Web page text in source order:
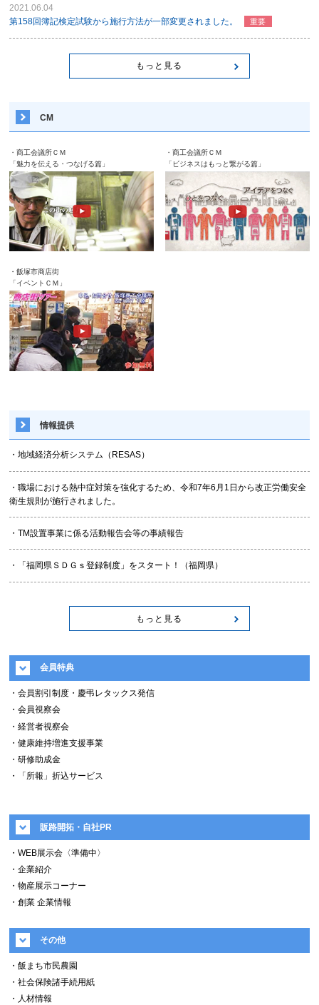
2021.06.04
第158回簿記検定試験から施行方法が一部変更されました。
重要
もっと見る
CM
・商工会議所ＣＭ
「魅力を伝える・つなげる篇」
・商工会議所ＣＭ
「ビジネスはもっと繋がる篇」
・飯塚市商店街
「イベントＣＭ」
情報提供
・地域経済分析システム（RESAS）
・職場における熱中症対策を強化するため、令和7年6月1日から改正労働安全
衛生規則が施行されました。
・TM設置事業に係る活動報告会等の事績報告
・「福岡県ＳＤＧｓ登録制度」をスタート！（福岡県）
もっと見る
会員特典
・会員割引制度・慶弔レタックス発信
・会員視察会
・経営者視察会
・健康維持増進支援事業
・研修助成金
・「所報」折込サービス
販路開拓・自社PR
・WEB展示会〈準備中〉
・企業紹介
・物産展示コーナー
・創業 企業情報
その他
・飯まち市民農園
・社会保険諸手続用紙
・人材情報